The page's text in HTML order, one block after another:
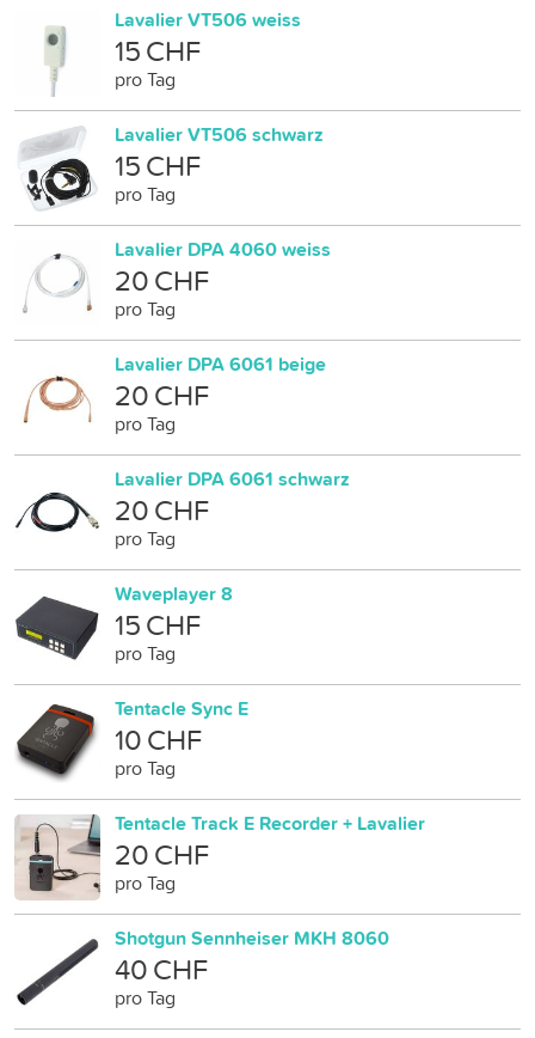
Lavalier VT506 weiss
15 CHF
pro Tag
Lavalier VT506 schwarz
15 CHF
pro Tag
Lavalier DPA 4060 weiss
20 CHF
pro Tag
Lavalier DPA 6061 beige
20 CHF
pro Tag
Lavalier DPA 6061 schwarz
20 CHF
pro Tag
Waveplayer 8
15 CHF
pro Tag
Tentacle Sync E
10 CHF
pro Tag
Tentacle Track E Recorder + Lavalier
20 CHF
pro Tag
Shotgun Sennheiser MKH 8060
40 CHF
pro Tag